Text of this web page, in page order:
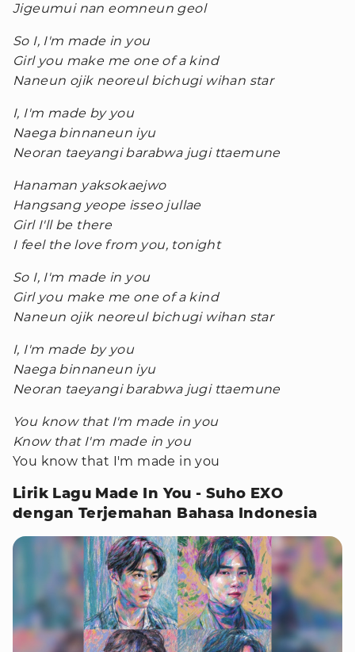
Jigeumui nan eomneun geol
So I, I'm made in you
Girl you make me one of a kind
Naneun ojik neoreul bichugi wihan star
I, I'm made by you
Naega binnaneun iyu
Neoran taeyangi barabwa jugi ttaemune
Hanaman yaksokaejwo
Hangsang yeope isseo jullae
Girl I'll be there
I feel the love from you, tonight
So I, I'm made in you
Girl you make me one of a kind
Naneun ojik neoreul bichugi wihan star
I, I'm made by you
Naega binnaneun iyu
Neoran taeyangi barabwa jugi ttaemune
You know that I'm made in you
Know that I'm made in you
You know that I'm made in you
Lirik Lagu Made In You - Suho EXO
dengan Terjemahan Bahasa Indonesia